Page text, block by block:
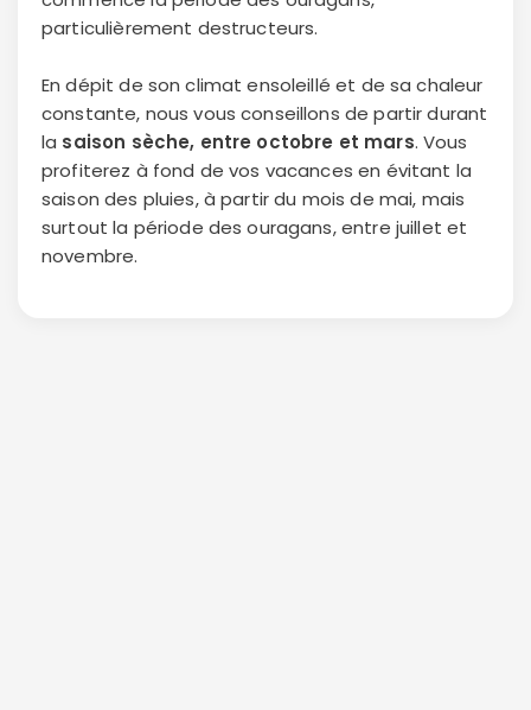
particulièrement destructeurs.
En dépit de son climat ensoleillé et de sa chaleur
constante, nous vous conseillons de partir durant
la saison sèche, entre octobre et mars. Vous
profiterez à fond de vos vacances en évitant la
saison des pluies, à partir du mois de mai, mais
surtout la période des ouragans, entre juillet et
novembre.